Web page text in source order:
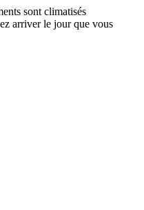
sont climatisés
arriver le jour que vous